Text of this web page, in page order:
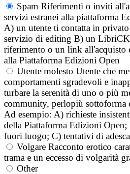
Spam Riferimenti o inviti
servizi estranei alla piattaforma
A) un utente ti contatta in
servizio di editing B) un
riferimento o un link all'acquisto
alla Piattaforma Edizioni Open
Utente molesto Utente che
comportamenti sgradevoli e
turbare la serenità di uno o più
community, perlopiù sottoforma
Ad esempio: A) richieste
della Piattaforma Edizioni Open;
fuori luogo; C) tentativi di
Volgare Racconto erotico
trama e un eccesso di volgarità
Other